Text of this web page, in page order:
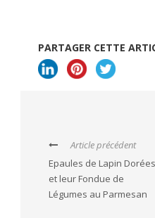
PARTAGER CETTE
Article précédent
Epaules de Lapin Dorées
et leur Fondue de
Légumes au Parmesan